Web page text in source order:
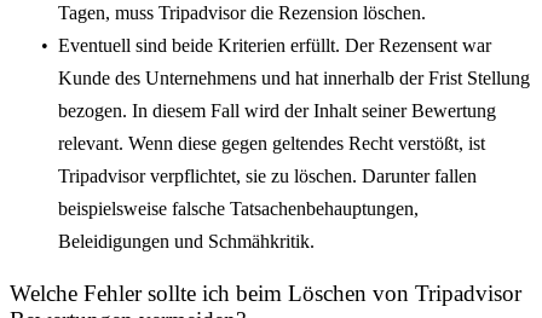
Tagen, muss Tripadvisor die Rezension löschen.
Eventuell sind beide Kriterien erfüllt. Der Rezensent war
Kunde des Unternehmens und hat innerhalb der Frist Stellung
bezogen. In diesem Fall wird der Inhalt seiner Bewertung
relevant. Wenn diese gegen geltendes Recht verstößt, ist
Tripadvisor verpflichtet, sie zu löschen. Darunter fallen
beispielsweise falsche Tatsachenbehauptungen,
Beleidigungen und Schmähkritik.
Welche Fehler sollte ich beim Löschen von Tripadvisor